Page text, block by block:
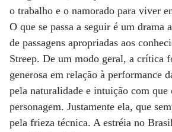
o trabalho e o namorado para viver
O que se passa a seguir é um drama
de passagens apropriadas aos
Streep. De um modo geral, a crítica
generosa em relação à performance
pela naturalidade e intuição com que
personagem. Justamente ela, que
pela frieza técnica. A estréia no